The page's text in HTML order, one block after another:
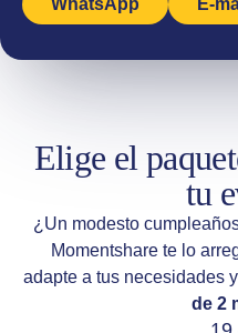
WhatsApp E-
Elige el
tu
¿Un modesto
Momentshare te lo
adapte a tus necesidades
de 2